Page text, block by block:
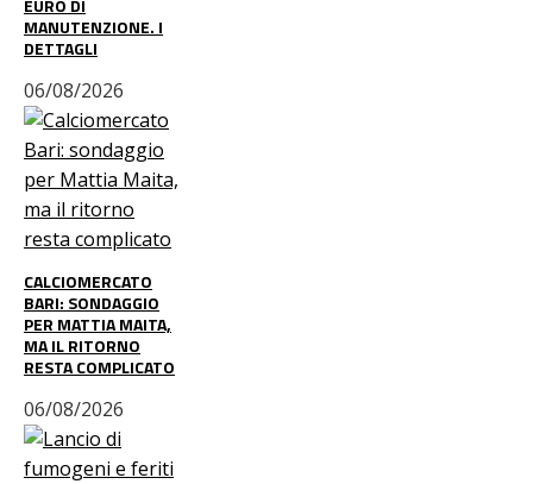
EURO DI
MANUTENZIONE. I
DETTAGLI
06/08/2026
CALCIOMERCATO
BARI: SONDAGGIO
PER MATTIA MAITA,
MA IL RITORNO
RESTA COMPLICATO
06/08/2026